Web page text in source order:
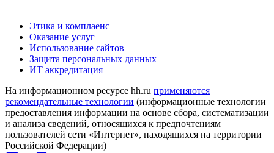
Этика и комплаенс
Оказание услуг
Использование сайтов
Защита персональных данных
ИТ аккредитация
На информационном ресурсе hh.ru применяются
рекомендательные технологии (информационные технологии
предоставления информации на основе сбора, систематизации
и анализа сведений, относящихся к предпочтениям
пользователей сети «Интернет», находящихся на территории
Российской Федерации)